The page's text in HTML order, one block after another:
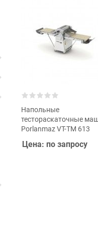
Напольные
тестораскаточные
Porlanmaz VT-TM 613
Цена: по запросу